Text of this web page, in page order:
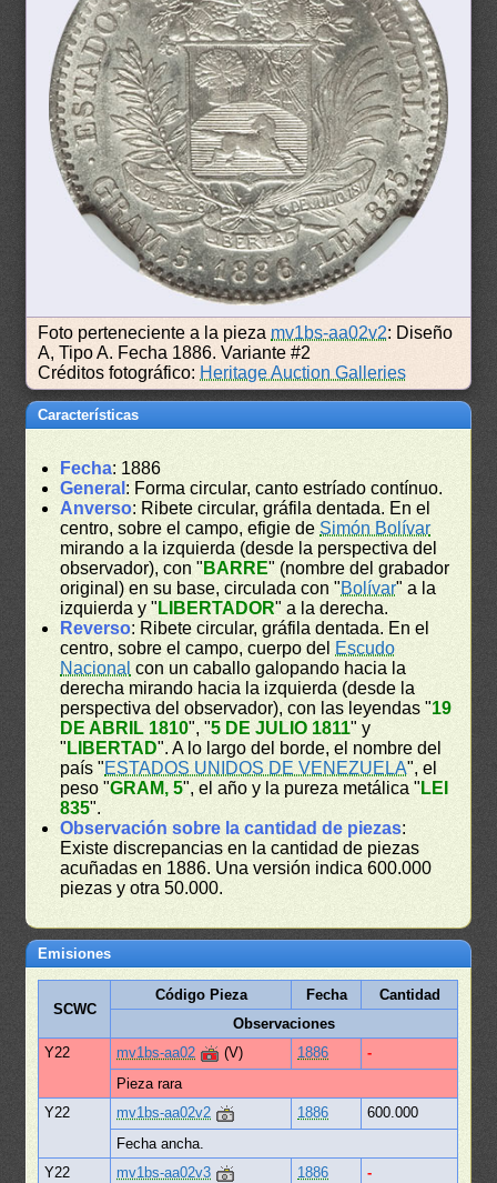
Foto perteneciente a la pieza mv1bs-aa02v2: Diseño
A, Tipo A. Fecha 1886. Variante #2
Créditos fotográfico: Heritage Auction Galleries
Características
Fecha: 1886
General : Forma circular, canto estríado contínuo.
Anverso: Ribete circular, gráfila dentada. En el
centro, sobre el campo, efigie deSimón Bolívar
mirando a la izquierda (desde la perspectiva del
observador), con " BARRE" (nombre del grabador
original) en su base, circulada con "Bolívar" a la
izquierda y " LIBERTADOR" a la derecha.
Reverso: Ribete circular, gráfila dentada. En el
centro, sobre el campo, cuerpo del Escudo
Nacional con un caballo galopando hacia la
derecha mirando hacia la izquierda (desde la
perspectiva del observador), con las leyendas "19
DE ABRIL 1810", "5 DE JULIO 1811" y
" LIBERTAD". A lo largo del borde, el nombre del
país "ESTADOS UNIDOS DE VENEZUELA", el
peso "GRAM, 5", el año y la pureza metálica " LEI
835".
Observación sobre la cantidad de piezas:
Existe discrepancias en la cantidad de piezas
acuñadas en 1886. Una versión indica 600.000
piezas y otra 50.000.
Emisiones
SCWC
Código Pieza Fecha
Cantidad
Observaciones
Y22
mv1bs-aa02 (V) 1886
-
Pieza rara
Y22
mv1bs-aa02v2 1886
600.000
Fecha ancha.
Y22
mv1bs-aa02v3 1886
-